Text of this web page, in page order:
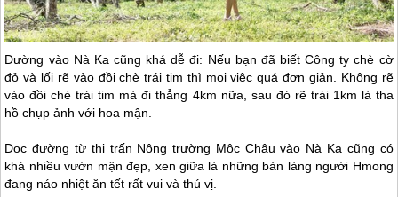
Đường vào Nà Ka cũng khá dễ đi: Nếu bạn đã biết Công ty chè cờ
đỏ và lối rẽ vào đồi chè trái tim thì mọi việc quá đơn giản. Không rẽ
vào đồi chè trái tim mà đi thẳng 4km nữa, sau đó rẽ trái 1km là tha
hồ chụp ảnh với hoa mận.
Dọc đường từ thị trấn Nông trường Mộc Châu vào Nà Ka cũng có
khá nhiều vườn mận đẹp, xen giữa là những bản làng người Hmong
đang náo nhiệt ăn tết rất vui và thú vị.